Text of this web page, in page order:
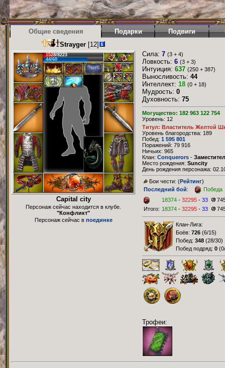
Общие сведения Подарки Подвиги
Strayger [12]
1528/8223
44/60
Capital city
Персонаж сейчас находится в клубе.
"Конфликт"
Персонаж сейчас в поединке
Сила: 7 (3 + 4)
Ловкость: 6 (3 + 3)
Интуиция: 637 (250 + 387)
Выносливость: 44
Интеллект: 18 (0 + 18)
Мудрость: 0
Духовность: 75
Могущество: 182 963 122 754
Уровень: 12
Титул: Властитель Желтой
Уровень благородства: 189
Побед: 1 595 801
Поражений: 79 916
Ничьих: 965
Клан: Conquerors -
Место рождения: Suncity
День рождения персонажа:
Бои чести: (Рейтинг)
Последний бой:
Победа
18374 - 32295 - 33
Итого: 18374 - 32295 - 33
Клан-Лига:
Боёв: 726 (6/15)
Побед: 348 (28/30)
Побед подряд: 0 (
Трофеи: